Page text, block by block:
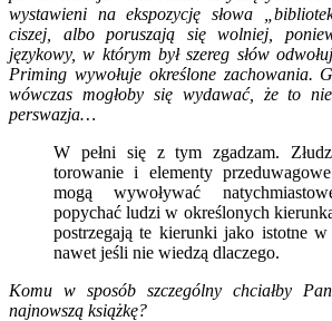
wystawieni na ekspozycję słowa
ciszej, albo poruszają się wolniej,
językowy, w którym był szereg słów
Priming wywołuje określone zachowania.
wówczas mogłoby się wydawać, że to
perswazja…
W pełni się z tym zgadzam.
torowanie i elementy
mogą wywoływać
popychać ludzi w określonych
postrzegają te kierunki jako istotne
nawet jeśli nie wiedzą dlaczego.
Komu w sposób szczególny chciałby
najnowszą książkę?